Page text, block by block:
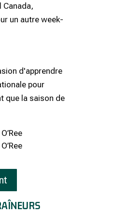
Canada,
un autre week-
d'apprendre
pour
que la saison de